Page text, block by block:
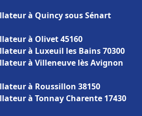
à Quincy sous Sénart
à Olivet 45160
à Luxeuil les Bains 70300
à Villeneuve lès Avignon
à Roussillon 38150
à Tonnay Charente 17430